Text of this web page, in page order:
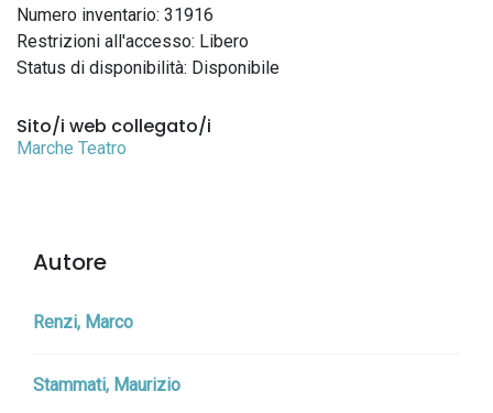
Numero inventario: 31916
Restrizioni all'accesso: Libero
Status di disponibilità: Disponibile
Sito/i web collegato/i
Marche Teatro
Autore
Renzi, Marco
Stammati, Maurizio